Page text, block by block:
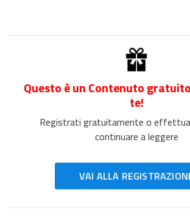
Questo è un Contenuto
te!
Registrati gratuitamente o
continuare a leggere
VAI ALLA